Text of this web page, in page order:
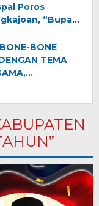
Poros
“Bupati
dan
BONE
TEMA